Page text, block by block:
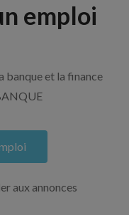
emploi
banque et la finance
aux annonces